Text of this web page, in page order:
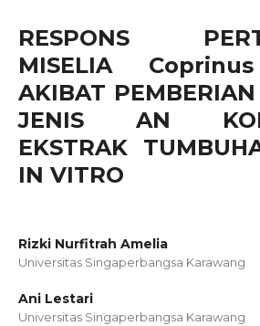
RESPONS
MISELIA
AKIBAT
JENIS AN
EKSTRAK
IN VITRO
Rizki Nurfitrah Amelia
Universitas Singaperbangsa Karawang
Ani Lestari
Universitas Singaperbangsa Karawang